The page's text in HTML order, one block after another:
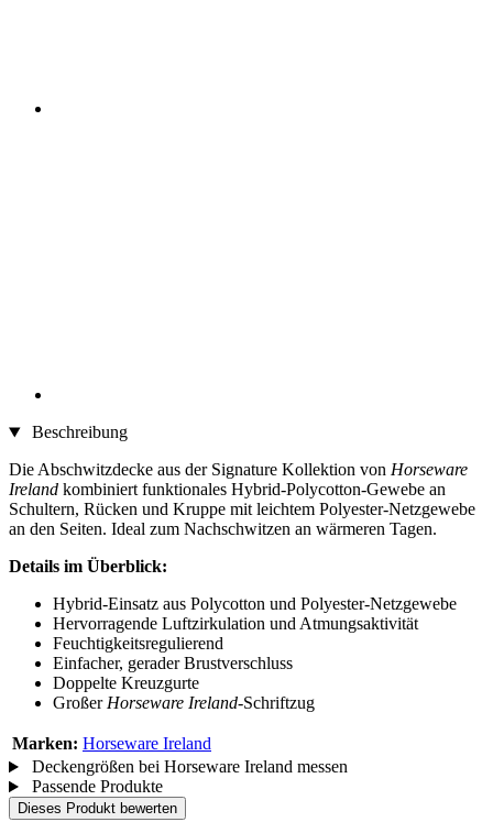
Beschreibung
Die Abschwitzdecke aus der Signature Kollektion von Horseware
Ireland kombiniert funktionales Hybrid-Polycotton-Gewebe an
Schultern, Rücken und Kruppe mit leichtem Polyester-Netzgewebe
an den Seiten. Ideal zum Nachschwitzen an wärmeren Tagen.
Details im Überblick:
Hybrid-Einsatz aus Polycotton und Polyester-Netzgewebe
Hervorragende Luftzirkulation und Atmungsaktivität
Feuchtigkeitsregulierend
Einfacher, gerader Brustverschluss
Doppelte Kreuzgurte
Großer Horseware Ireland-Schriftzug
Marken: Horseware Ireland
Deckengrößen bei Horseware Ireland messen
Passende Produkte
Dieses Produkt bewerten